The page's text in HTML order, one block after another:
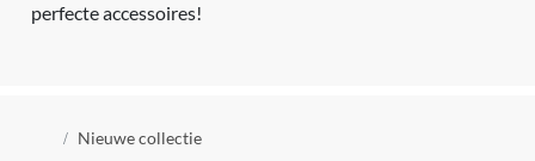
perfecte accessoires!
Kruimelpad
Nieuwe collectie